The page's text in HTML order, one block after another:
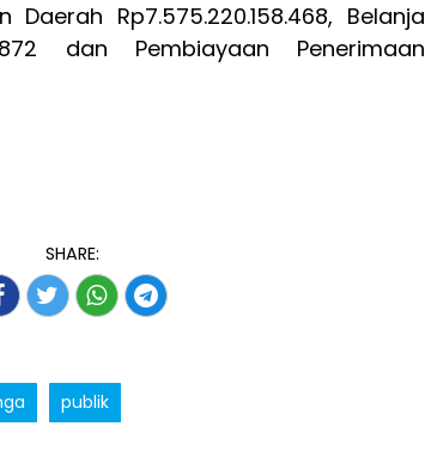
Rp7.575.220.158.468, Belanja
dan Pembiayaan Penerimaan
SHARE:
publik